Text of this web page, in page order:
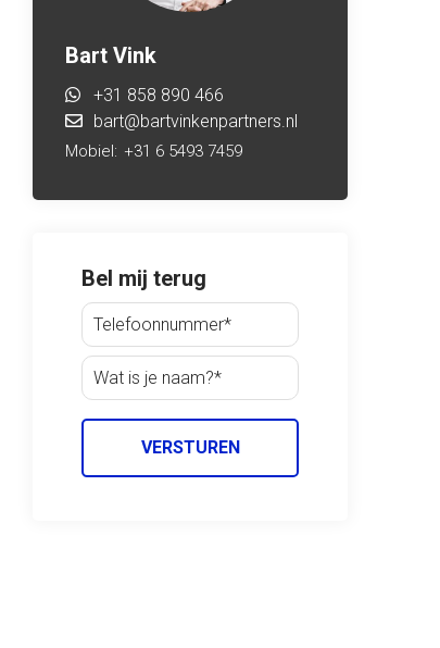
Bart Vink
+31 858 890 466
bart@bartvinkenpartners.nl
Mobiel: +31 6 5493 7459
Bel mij terug
VERSTUREN